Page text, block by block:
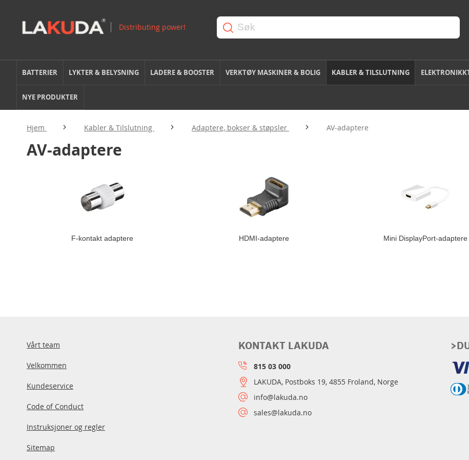
BATTERIER LYKTER & BELYSNING LADERE & BOOSTER VERKTØY MASKINER & BOLIG KABLER & TILSLUTNING
NYE PRODUKTER
Hjem Kabler & Tilslutning Adaptere, bokser & støpsler AV-adaptere
AV-adaptere
F-kontakt adaptere HDMI-adaptere Mini DisplayPort-adaptere
Vårt team
Velkommen
Kundeservice
Code of Conduct
Instruksjoner og regler
Sitemap
KONTAKT LAKUDA
815 03 000
LAKUDA, Postboks 19, 4855 Froland, Norge
info@lakuda.no
sales@lakuda.no